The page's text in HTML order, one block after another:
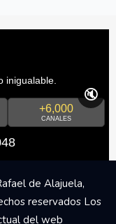
inigualable.
+6,000
CANALES
🔇
de Alajuela,
reservados Los
del web